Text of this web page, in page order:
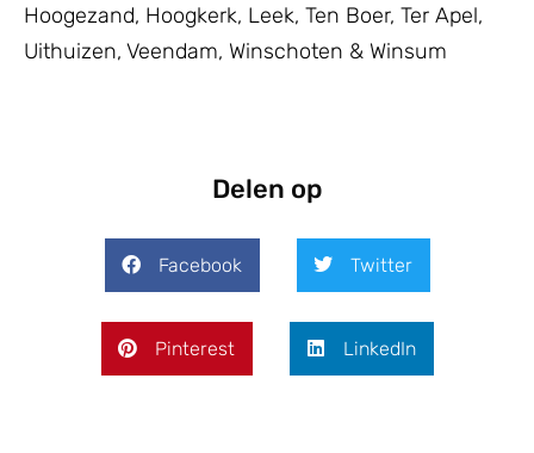
Hoogezand, Hoogkerk, Leek, Ten Boer, Ter Apel,
Uithuizen, Veendam, Winschoten & Winsum
Delen op
Facebook Twitter
Pinterest LinkedIn